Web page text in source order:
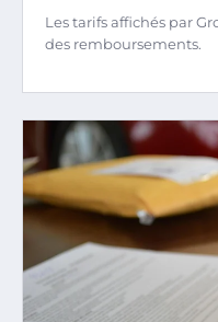
Les tarifs affichés par
des remboursements.